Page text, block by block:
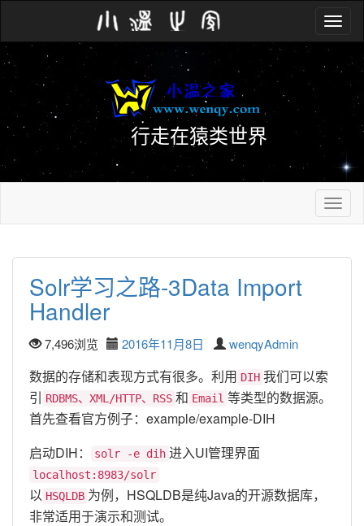
行走在猿类世界
Solr学习之路-3Data Import
Handler
7,496浏览 2016年11月8日 wenqyAdmin
数据的存储和表现方式有很多。利用 DIH 我们可以索
引 RDBMS、XML/HTTP、RSS 和 Email 等类型的数据源。
首先查看官方例子：example/example-DIH
启动DIH：
solr -e dih 进入UI管理界面
localhost:8983/solr
以 HSQLDB 为例，HSQLDB是纯Java的开源数据库，
非常适用于演示和测试。